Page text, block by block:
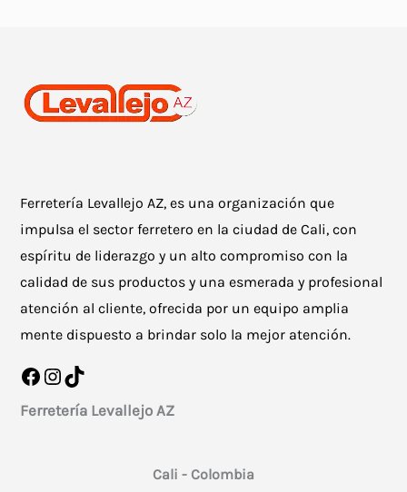
Ferretería Levallejo AZ, es una organización que
impulsa el sector ferretero en la ciudad de Cali, con
espíritu de liderazgo y un alto compromiso con la
calidad de sus productos y una esmerada y profesional
atención al cliente, ofrecida por un equipo amplia
mente dispuesto a brindar solo la mejor atención.
Facebook
Instagram
TikTok
Ferretería Levallejo AZ
Cali - Colombia